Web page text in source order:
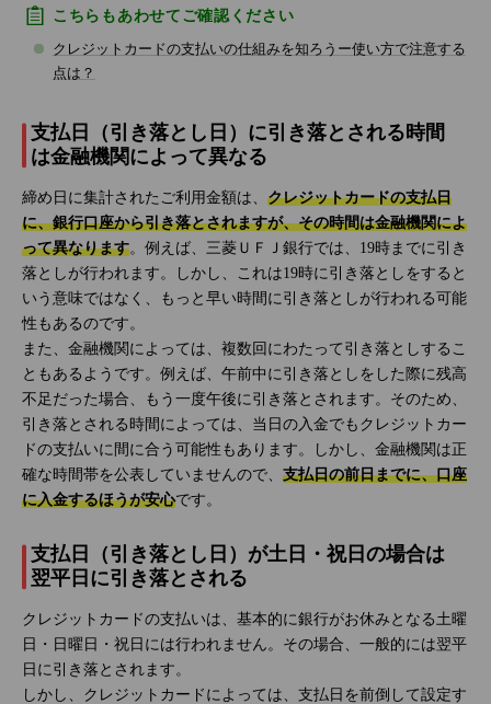
こちらもあわせてご確認ください
クレジットカードの支払いの仕組みを知ろうー使い方で注意する
点は？
支払日（引き落とし日）に引き落とされる時間
は金融機関によって異なる
締め日に集計されたご利用金額は、 クレジットカードの支払日
に、銀行口座から引き落とされますが、その時間は金融機関によ
って異なります。例えば、三菱ＵＦＪ銀行では、19時までに引き
落としが行われます。しかし、これは19時に引き落としをすると
いう意味ではなく、もっと早い時間に引き落としが行われる可能
性もあるのです。
また、金融機関によっては、複数回にわたって引き落としするこ
ともあるようです。例えば、午前中に引き落としをした際に残高
不足だった場合、もう一度午後に引き落とされます。そのため、
引き落とされる時間によっては、当日の入金でもクレジットカー
ドの支払いに間に合う可能性もあります。しかし、金融機関は正
確な時間帯を公表していませんので、 支払日の前日までに、口座
に入金するほうが安心です。
支払日（引き落とし日）が土日・祝日の場合は
翌平日に引き落とされる
クレジットカードの支払いは、基本的に銀行がお休みとなる土曜
日・日曜日・祝日には行われません。その場合、一般的には翌平
日に引き落とされます。
しかし、クレジットカードによっては、支払日を前倒して設定す